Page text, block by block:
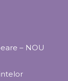
– NOU